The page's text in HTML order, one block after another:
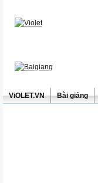
ViOLET.VN Bài giảng